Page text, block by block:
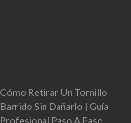
Cómo Retirar Un Tornillo
Barrido Sin Dañarlo | Guía
Profesional Paso A Paso